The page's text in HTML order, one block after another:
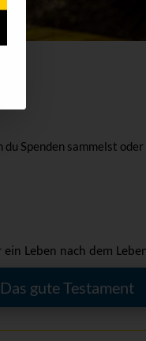
Spenden sammelst oder
ein Leben nach dem
Das gute Testament